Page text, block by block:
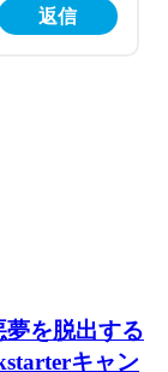
返信
を脱出する
キャン